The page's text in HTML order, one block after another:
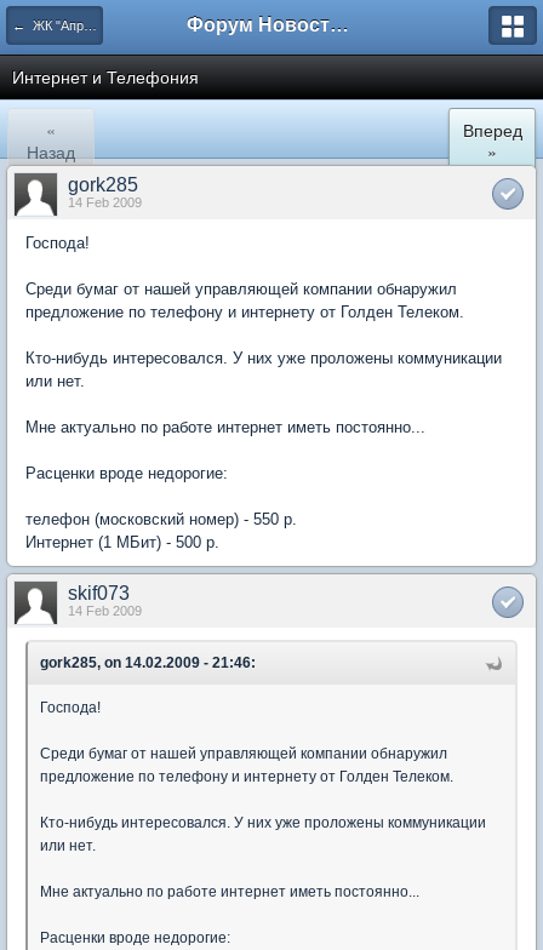
← ЖК "Апрелевский". Культурно-бытовой раздел. Форум Новостройки
Интернет и Телефония
«
Назад
Вперед
»
gork285
14 Feb 2009
Господа!
Среди бумаг от нашей управляющей компании обнаружил
предложение по телефону и интернету от Голден Телеком.
Кто-нибудь интересовался. У них уже проложены коммуникации
или нет.
Мне актуально по работе интернет иметь постоянно...
Расценки вроде недорогие:
телефон (московский номер) - 550 р.
Интернет (1 МБит) - 500 р.
skif073
14 Feb 2009
gork285, on 14.02.2009 - 21:46:
Господа!
Среди бумаг от нашей управляющей компании обнаружил
предложение по телефону и интернету от Голден Телеком.
Кто-нибудь интересовался. У них уже проложены коммуникации
или нет.
Мне актуально по работе интернет иметь постоянно...
Расценки вроде недорогие: